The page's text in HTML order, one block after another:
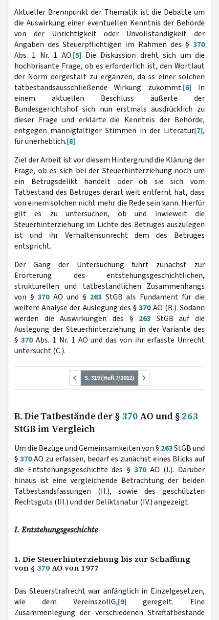
Aktueller Brennpunkt der Thematik ist die Debatte um
die Auswirkung einer eventuellen Kenntnis der Behörde
von der Unrichtigkeit oder Unvollständigkeit der
Angaben des Steuerpflichtigen im Rahmen des § 370
Abs. 1 Nr. 1 AO.[5] Die Diskussion dreht sich um die
hochbrisante Frage, ob es erforderlich ist, den Wortlaut
der Norm dergestalt zu ergänzen, da ss einer solchen
tatbestandsausschließende Wirkung zukommt.[6] In
einem aktuellen Beschluss äußerte der
Bundesgerichtshof sich nun erstmals ausdrücklich zu
dieser Frage und erklärte die Kenntnis der Behörde,
entgegen mannigfaltiger Stimmen in der Literatur[7],
für unerheblich.[8]
Ziel der Arbeit ist vor diesem Hintergrund die Klärung der
Frage, ob es sich bei der Steuerhinterziehung noch um
ein Betrugsdelikt handelt oder ob sie sich vom
Tatbestand des Betruges derart weit entfernt hat, dass
von einem solchen nicht mehr die Rede sein kann. Hierfür
gilt es zu untersuchen, ob und inwieweit die
Steuerhinterziehung im Lichte des Betruges auszulegen
ist und ihr Verhaltensunrecht dem des Betruges
entspricht.
Der Gang der Untersuchung führt zunächst zur
Erörterung des entstehungsgeschichtlichen,
strukturellen und tatbestandlichen Zusammenhangs
von §370AO und § 263 StGB als Fundament für die
weitere Analyse der Auslegung des §370AO (B.). Sodann
werden die Auswirkungen des § 263 StGB auf die
Auslegung der Steuerhinterziehung in der Variante des
§ 370Abs. 1 Nr. 1 AO und das von ihr erfasste Unrecht
untersucht (C.).
S. 319 (Heft 7/2012)
B. Die Tatbestände der § 370 AO und § 263
StGB im Vergleich
Um die Bezüge und Gemeinsamkeiten von § 263StGB und
§ 370AO zu erfassen, bedarf es zunächst eines Blicks auf
die Entstehungsgeschichte des § 370AO (I.). Darüber
hinaus ist eine vergleichende Betrachtung der beiden
Tatbestandsfassungen (II.), sowie des geschützten
Rechtsguts (III.) und der Deliktsnatur (IV.) angezeigt.
I. Entstehungsgeschichte
1. Die Steuerhinterziehung bis zur Schaffung
von § 370AO von 1977
Das Steuerstrafrecht war anfänglich in Einzelgesetzen,
wie dem VereinszollG,[9] geregelt. Eine
Zusammenlegung der verschiedenen Straftatbestände